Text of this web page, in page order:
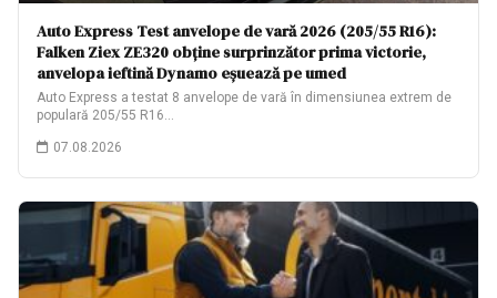
Auto Express Test anvelope de vară 2026 (205/55 R16):
Falken Ziex ZE320 obține surprinzător prima victorie,
anvelopa ieftină Dynamo eșuează pe umed
Auto Express a testat 8 anvelope de vară în dimensiunea extrem de
populară 205/55 R16…
07.08.2026